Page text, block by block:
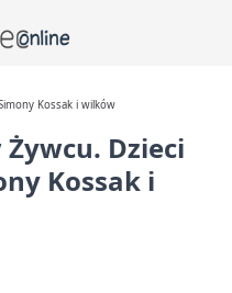
Kossak i wilków
Dzieci
Kossak i